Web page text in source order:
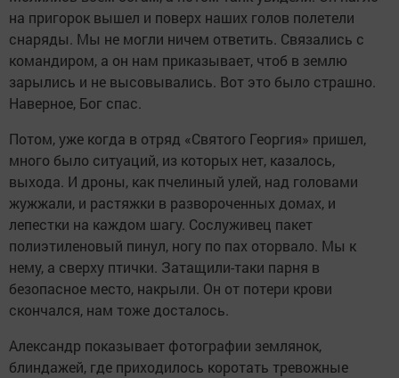
на пригорок вышел и поверх наших голов полетели
снаряды. Мы не могли ничем ответить. Связались с
командиром, а он нам приказывает, чтоб в землю
зарылись и не высовывались. Вот это было страшно.
Наверное, Бог спас.
Потом, уже когда в отряд «Святого Георгия» пришел,
много было ситуаций, из которых нет, казалось,
выхода. И дроны, как пчелиный улей, над головами
жужжали, и растяжки в развороченных домах, и
лепестки на каждом шагу. Сослуживец пакет
полиэтиленовый пинул, ногу по пах оторвало. Мы к
нему, а сверху птички. Затащили-таки парня в
безопасное место, накрыли. Он от потери крови
скончался, нам тоже досталось.
Александр показывает фотографии землянок,
блиндажей, где приходилось коротать тревожные